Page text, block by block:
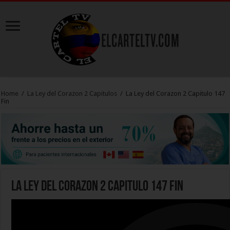
Home / La Ley del Corazon 2 Capitulos / La Ley del Corazon 2 Capitulo 147
Fin
La Ley del Corazon 2 Capitulo 147 Fin